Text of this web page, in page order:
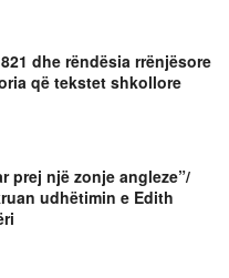
dhe rëndësia rrënjësore
që tekstet shkollore
prej një zonje angleze”/
udhëtimin e Edith